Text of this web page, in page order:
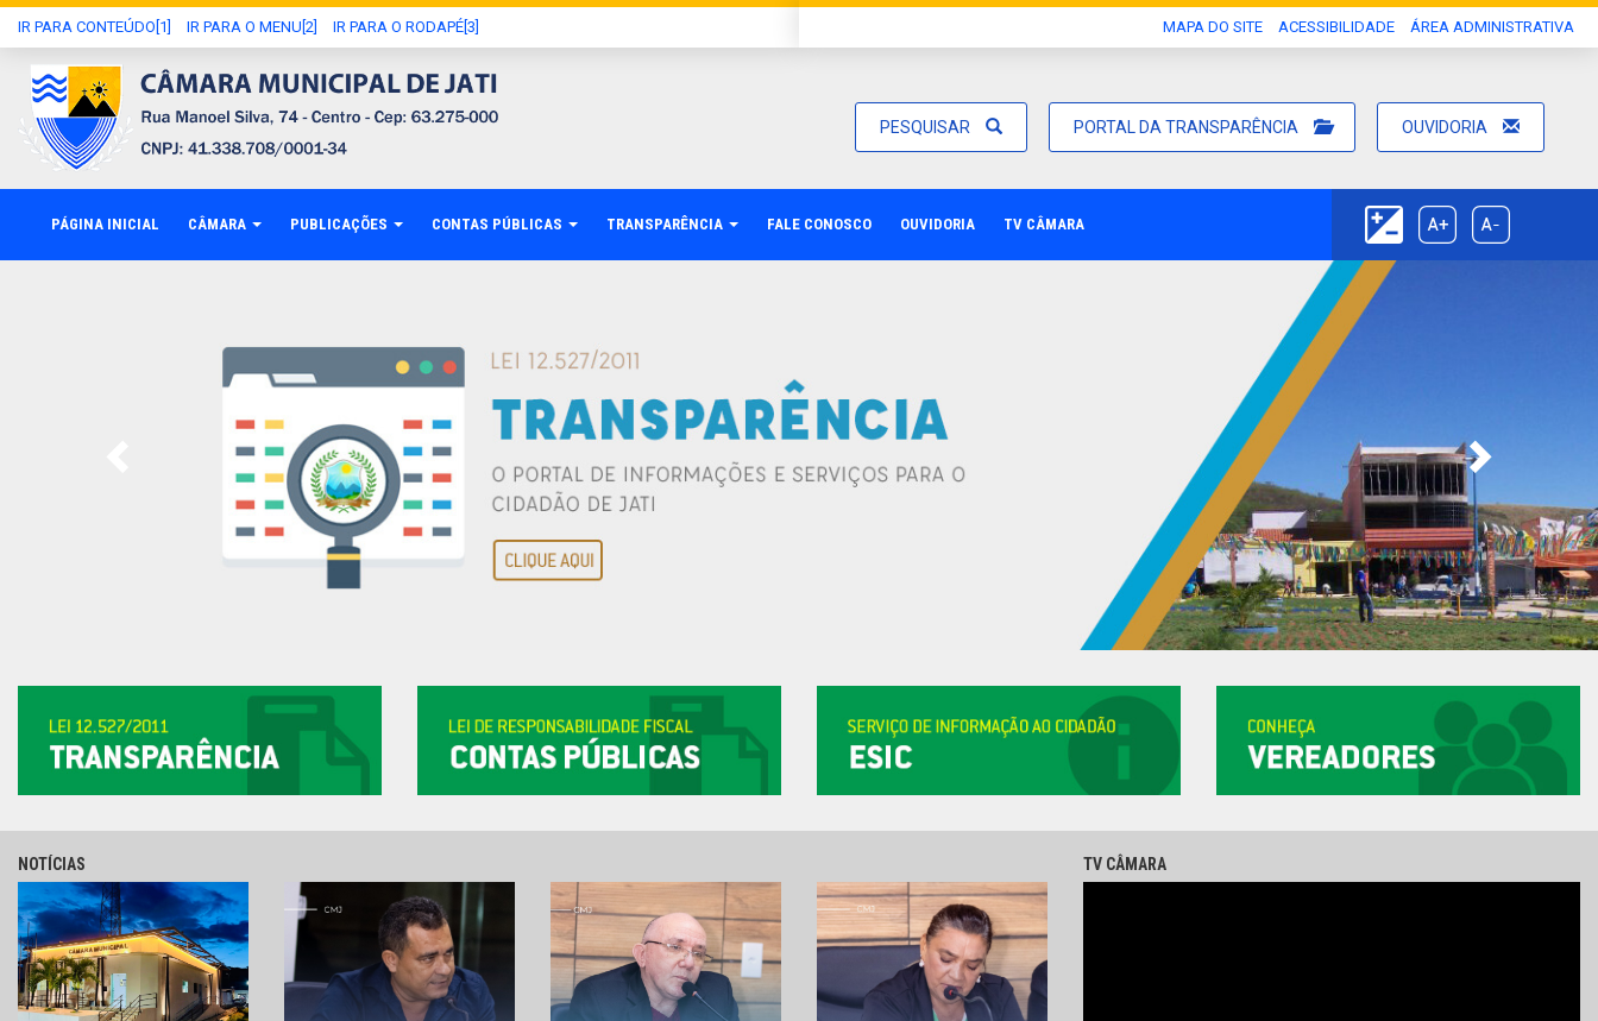
IR PARA CONTEÚDO[1] IR PARA O MENU[2] IR PARA O RODAPÉ[3] MAPA DO SITE ACESSIBILIDADE ÁREA ADMINISTRATIVA
PESQUISAR PORTAL DA TRANSPARÊNCIA OUVIDORIA
PÁGINA INICIAL CÂMARA PUBLICAÇÕES CONTAS PÚBLICAS TRANSPARÊNCIA FALE CONOSCO OUVIDORIA TV CÂMARA
NOTÍCIAS TV CÂMARA